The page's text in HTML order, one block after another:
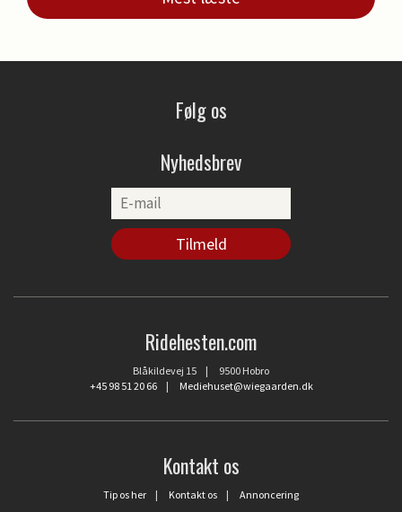
Følg os
Nyhedsbrev
Ridehesten.com
Blåkildevej 15 | 9500 Hobro
+45 98 51 20 66| Mediehuset@wiegaarden.dk
Kontakt os
Tip os her | Kontakt os | Annoncering